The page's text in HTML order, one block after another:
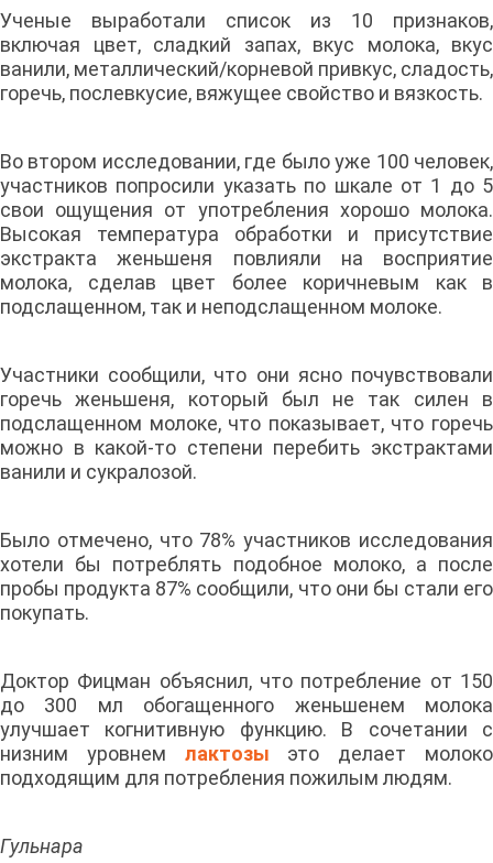
Ученые выработали список из 10 признаков,
включая цвет, сладкий запах, вкус молока, вкус
ванили, металлический/корневой привкус, сладость,
горечь, послевкусие, вяжущее свойство и вязкость.
Во втором исследовании, где было уже 100 человек,
участников попросили указать по шкале от 1 до 5
свои ощущения от употребления хорошо молока.
Высокая температура обработки и присутствие
экстракта женьшеня повлияли на восприятие
молока, сделав цвет более коричневым как в
подслащенном, так и неподслащенном молоке.
Участники сообщили, что они ясно почувствовали
горечь женьшеня, который был не так силен в
подслащенном молоке, что показывает, что горечь
можно в какой-то степени перебить экстрактами
ванили и сукралозой.
Было отмечено, что 78% участников исследования
хотели бы потреблять подобное молоко, а после
пробы продукта 87% сообщили, что они бы стали его
покупать.
Доктор Фицман объяснил, что потребление от 150
до 300 мл обогащенного женьшенем молока
улучшает когнитивную функцию. В сочетании с
низним уровнем лактозы это делает молоко
подходящим для потребления пожилым людям.
Гульнара